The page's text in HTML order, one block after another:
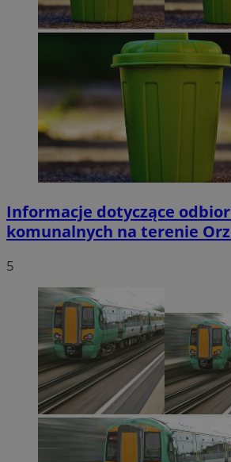
Informacje dotyczące
komunalnych na terenie
5